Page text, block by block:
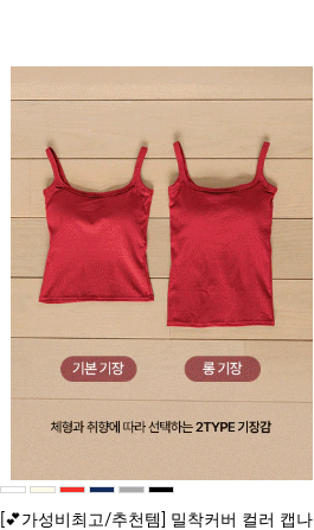
[💕가성비최고/추천템] 밀착커버 컬러 캡나